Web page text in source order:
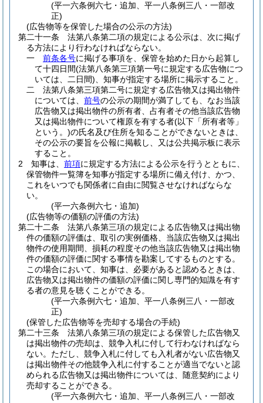
(平一六条例六七・追加、平一八条例三八・一部改
正)
(広告物等を保管した場合の公示の方法)
第二十一条
法第八条第二項の規定による公示は、次に掲げ
る方法により行わなければならない。
一
前条各号に掲げる事項を、保管を始めた日から起算し
て十四日間(法第八条第三項第一号に規定する広告物につ
いては、二日間) 、知事が指定する場所に掲示すること。
二
法第八条第三項第二号に規定する広告物又は掲出物件
については、 前号の公示の期間が満了しても、なお当該
広告物又は掲出物件の所有者、占有者その他当該広告物
又は掲出物件について権原を有する者(以下「所有者等」
という。)の氏名及び住所を知ることができないときは、
その公示の要旨を公報に掲載し、又は公共掲示板に表示
すること。
2
知事は、 前項に規定する方法による公示を行うとともに、
保管物件一覧簿を知事が指定する場所に備え付け、かつ、
これをいつでも関係者に自由に閲覧させなければならな
い。
(平一六条例六七・追加)
(広告物等の価額の評価の方法)
第二十二条
法第八条第三項の規定による広告物又は掲出物
件の価額の評価は、取引の実例価格、当該広告物又は掲出
物件の使用期間、損耗の程度その他当該広告物又は掲出物
件の価額の評価に関する事情を勘案してするものとする。
この場合において、知事は、必要があると認めるときは、
広告物又は掲出物件の価額の評価に関し専門的知識を有す
る者の意見を聴くことができる。
(平一六条例六七・追加、平一八条例三八・一部改
正)
(保管した広告物等を売却する場合の手続)
第二十三条
法第八条第三項の規定による保管した広告物又
は掲出物件の売却は、競争入札に付して行わなければなら
ない。 ただし、競争入札に付しても入札者がない広告物又
は掲出物件その他競争入札に付することが適当でないと認
められる広告物又は掲出物件については、随意契約により
売却することができる。
(平一六条例六七・追加、平一八条例三八・一部改